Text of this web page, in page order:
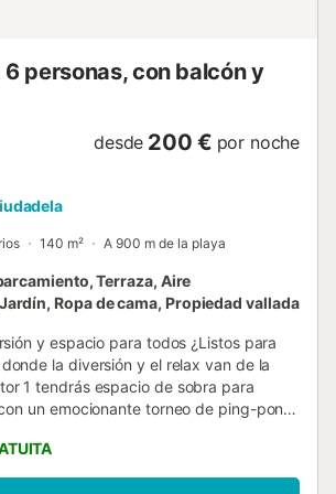
personas, con balcón y
desde 200 € por noche
140 m² A 900 m de la playa
Terraza, Aire
Ropa de cama, Propiedad vallada
y espacio para todos ¿Listos para
la diversión y el relax van de la
1 tendrás espacio de sobra para
un emocionante torneo de ping-pong
de la villa es un auténtico paraíso. Una
para compartir comidas al aire